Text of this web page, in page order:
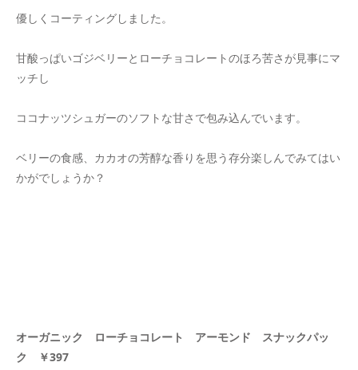
優しくコーティングしました。
甘酸っぱいゴジベリーとローチョコレートのほろ苦さが見事にマ
ッチし
ココナッツシュガーのソフトな甘さで包み込んでいます。
ベリーの食感、カカオの芳醇な香りを思う存分楽しんでみてはい
かがでしょうか？
オーガニック ローチョコレート アーモンド スナックパッ
ク ￥397